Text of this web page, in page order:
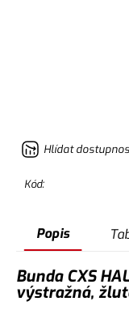
Hlídat
Kód:
Popis
Bunda CXS
výstražná,